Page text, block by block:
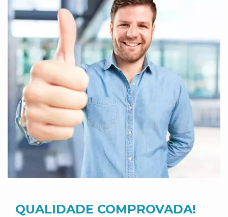
QUALIDADE COMPROVADA!